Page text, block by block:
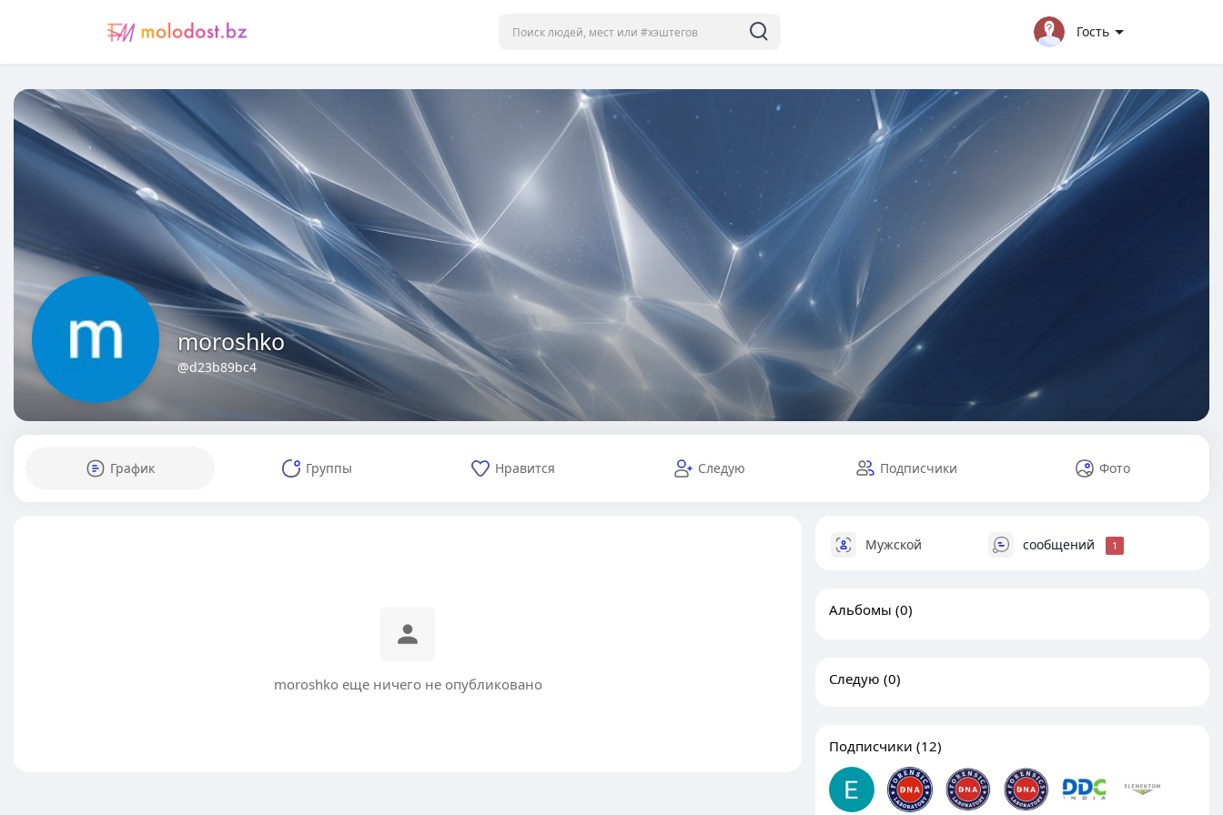
Гость
moroshko
@d23b89bc4
График Группы Нравится Следую Подписчики Фото
moroshko еще ничего не опубликовано
Мужской сообщений 1
Альбомы (0)
Следую (0)
Подписчики (12)